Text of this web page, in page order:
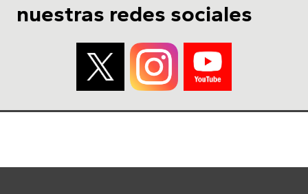
nuestras redes sociales